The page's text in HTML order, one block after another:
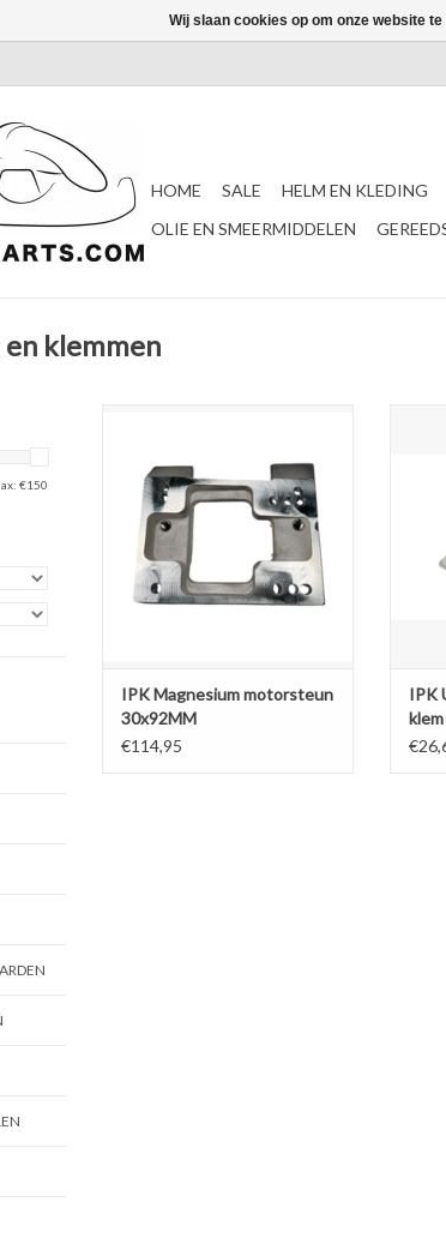
HOME SALE HELM EN KLEDING
OLIE EN SMEERMIDDELEN
klemmen
€150 TOEVOEGEN AAN WINKELWAGEN
IPK Magnesium motorsteun
30x92MM
€114,95
IPK
Wij slaan cookies op om onze website